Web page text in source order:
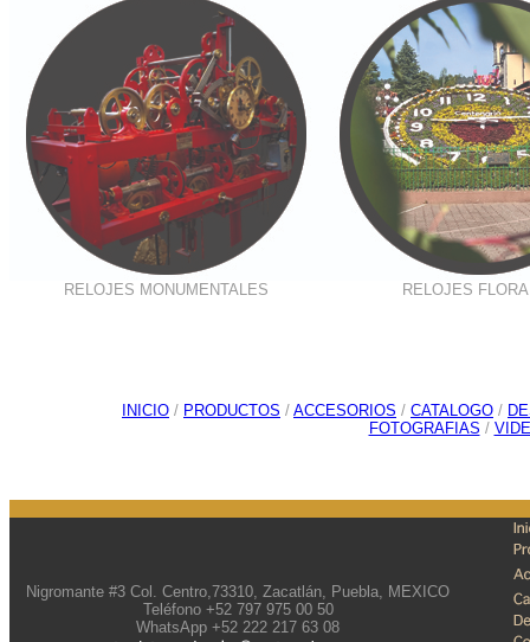
RELOJES MONUMENTALES RELOJES
INICIO / PRODUCTOS / ACCESORIOS / CATALOGO /
FOTOGRAFIAS /
Nigromante #3 Col. Centro,73310, Zacatlán, Puebla, MEXICO
Teléfono +52 797 975 00 50
WhatsApp +52 222 217 63 08